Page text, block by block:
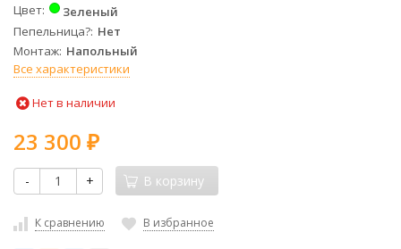
Цвет
Зеленый
Пепельница? Нет
Монтаж Напольный
Все характеристики
Нет в наличии
23 300 ₽
- + В корзину
К сравнению В избранное